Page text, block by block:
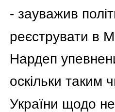
- зауважив
реєструвати в
Нардеп
оскільки
України щодо